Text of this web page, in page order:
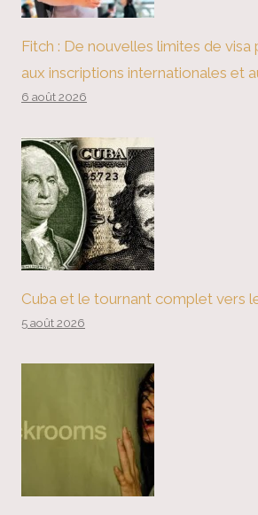
Fitch : De nouvelles limites de visa
aux inscriptions internationales et
6 août 2026
Cuba et le tournant complet vers
5 août 2026